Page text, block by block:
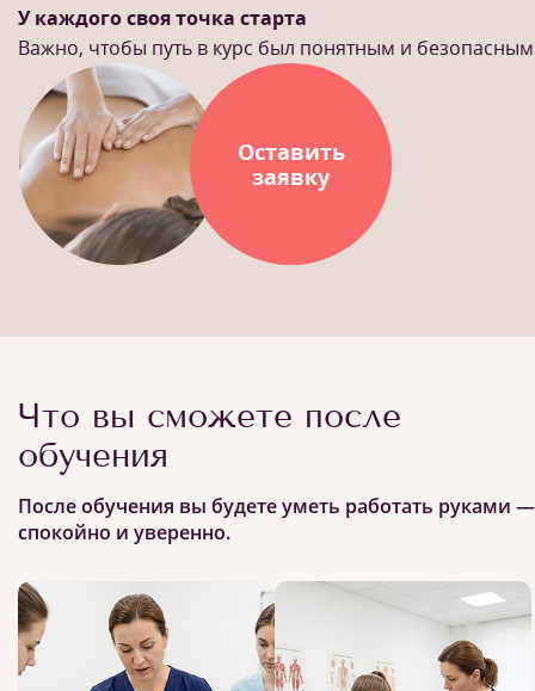
У каждого своя точка старта
Важно, чтобы путь в курс был понятным и безопасным
Оставить
заявку
Что вы сможете после
обучения
После обучения вы будете уметь работать руками —
спокойно и уверенно.